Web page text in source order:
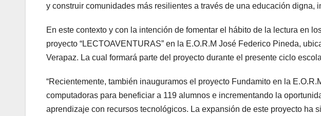
y construir comunidades más resilientes a través de una educación digna,
En este contexto y con la intención de fomentar el hábito de la lectura en
proyecto “LECTOAVENTURAS” en la E.O.R.M José Federico Pineda,
Verapaz. La cual formará parte del proyecto durante el presente ciclo
“Recientemente, también inauguramos el proyecto Fundamito en la
computadoras para beneficiar a 119 alumnos e incrementando la
aprendizaje con recursos tecnológicos. La expansión de este proyecto ha